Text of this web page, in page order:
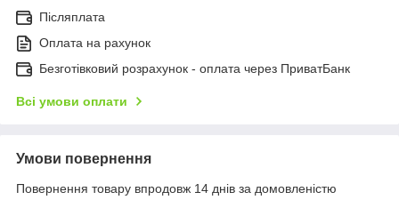
Післяплата
Оплата на рахунок
Безготівковий розрахунок - оплата через ПриватБанк
Всі умови оплати
Умови повернення
Повернення товару впродовж 14 днів за домовленістю